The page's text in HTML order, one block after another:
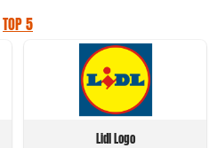
TOP 5
Lidl Logo